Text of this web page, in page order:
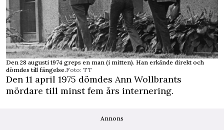
Den 28 augusti 1974 greps en man (i mitten). Han erkände direkt och
dömdes till fängelse.Foto: TT
Den 11 april 1975 dömdes Ann Wollbrants
mördare till minst fem års internering.
Annons